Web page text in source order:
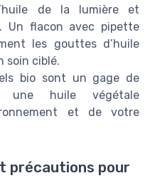
de la lumière et
Un flacon avec pipette
les gouttes d’huile
soin ciblé.
bio sont un gage de
une huile végétale
et de votre
précautions pour